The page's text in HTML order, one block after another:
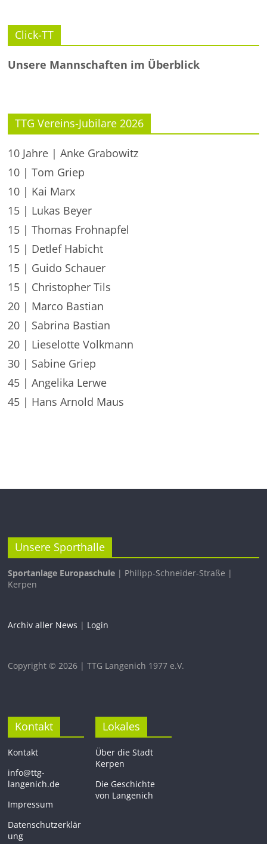
Click-TT
Unsere Mannschaften im Überblick
TTG Vereins-Jubilare 2026
10 Jahre | Anke Grabowitz
10 | Tom Griep
10 | Kai Marx
15 | Lukas Beyer
15 | Thomas Frohnapfel
15 | Detlef Habicht
15 | Guido Schauer
15 | Christopher Tils
20 | Marco Bastian
20 | Sabrina Bastian
20 | Lieselotte Volkmann
30 | Sabine Griep
45 | Angelika Lerwe
45 | Hans Arnold Maus
Unsere Sporthalle
Sportanlage Europaschule | Philipp-Schneider-Straße |
Kerpen
Archiv aller News | Login
Copyright © 2026 | TTG Langenich 1977 e.V.
Kontakt
Kontakt
info@ttg-
langenich.de
Impressum
Datenschutzerklär
ung
Lokales
Über die Stadt
Kerpen
Die Geschichte
von Langenich